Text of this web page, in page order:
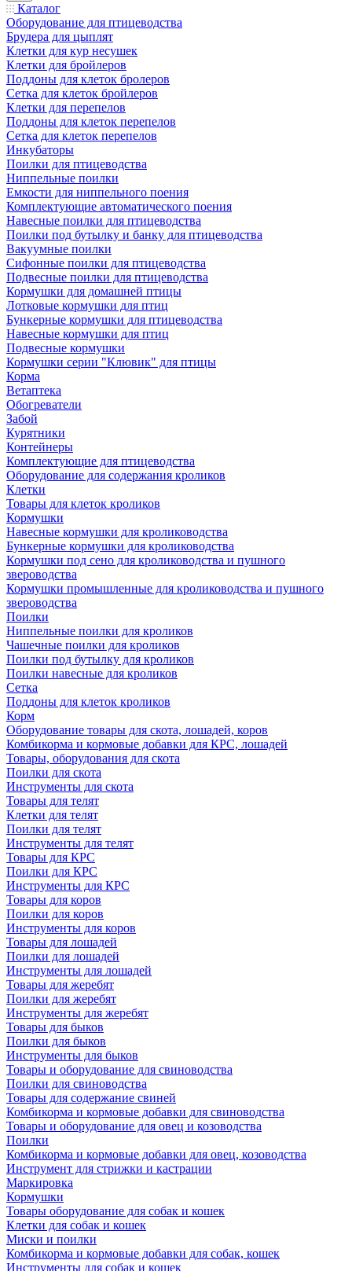
Каталог
Оборудование для птицеводства
Брудера для цыплят
Клетки для кур несушек
Клетки для бройлеров
Поддоны для клеток бролеров
Сетка для клеток бройлеров
Клетки для перепелов
Поддоны для клеток перепелов
Сетка для клеток перепелов
Инкубаторы
Поилки для птицеводства
Ниппельные поилки
Емкости для ниппельного поения
Комплектующие автоматического поения
Навесные поилки для птицеводства
Поилки под бутылку и банку для птицеводства
Вакуумные поилки
Сифонные поилки для птицеводства
Подвесные поилки для птицеводства
Кормушки для домашней птицы
Лотковые кормушки для птиц
Бункерные кормушки для птицеводства
Навесные кормушки для птиц
Подвесные кормушки
Кормушки серии "Клювик" для птицы
Корма
Ветаптека
Обогреватели
Забой
Курятники
Контейнеры
Комплектующие для птицеводства
Оборудование для содержания кроликов
Клетки
Товары для клеток кроликов
Кормушки
Навесные кормушки для кролиководства
Бункерные кормушки для кролиководства
Кормушки под сено для кролиководства и пушного
звероводства
Кормушки промышленные для кролиководства и пушного
звероводства
Поилки
Ниппельные поилки для кроликов
Чашечные поилки для кроликов
Поилки под бутылку для кроликов
Поилки навесные для кроликов
Сетка
Поддоны для клеток кроликов
Корм
Оборудование товары для скота, лошадей, коров
Комбикорма и кормовые добавки для КРС, лошадей
Товары, оборудования для скота
Поилки для скота
Инструменты для скота
Товары для телят
Клетки для телят
Поилки для телят
Инструменты для телят
Товары для КРС
Поилки для КРС
Инструменты для КРС
Товары для коров
Поилки для коров
Инструменты для коров
Товары для лошадей
Поилки для лошадей
Инструменты для лошадей
Товары для жеребят
Поилки для жеребят
Инструменты для жеребят
Товары для быков
Поилки для быков
Инструменты для быков
Товары и оборудование для свиноводства
Поилки для свиноводства
Товары для содержание свиней
Комбикорма и кормовые добавки для свиноводства
Товары и оборудование для овец и козоводства
Поилки
Комбикорма и кормовые добавки для овец, козоводства
Инструмент для стрижки и кастрации
Маркировка
Кормушки
Товары оборудование для собак и кошек
Клетки для собак и кошек
Миски и поилки
Комбикорма и кормовые добавки для собак, кошек
Инструменты для собак и кошек